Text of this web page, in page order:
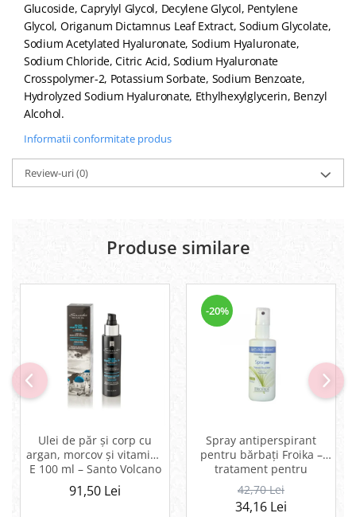
Glucoside, Caprylyl Glycol, Decylene Glycol, Pentylene
Glycol, Origanum Dictamnus Leaf Extract, Sodium Glycolate,
Sodium Acetylated Hyaluronate, Sodium Hyaluronate,
Sodium Chloride, Citric Acid, Sodium Hyaluronate
Crosspolymer-2, Potassium Sorbate, Sodium Benzoate,
Hydrolyzed Sodium Hyaluronate, Ethylhexylglycerin, Benzyl
Alcohol.
Informatii conformitate produs
Review-uri(0)
Produse similare
Ulei de păr și corp cu
argan, morcov și vitamina
E 100 ml – Santo Volcano
Spa
91,50 Lei
-20%
Spray antiperspirant
pentru bărbați Froika –
tratament pentru
hiperhidroză și
bromhidroză
42,70 Lei
34,16 Lei